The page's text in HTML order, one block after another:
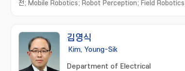
전; Mobile Robotics; Robot Perception; Field Robotics
김영식
Kim, Young-Sik
Department of Electrical